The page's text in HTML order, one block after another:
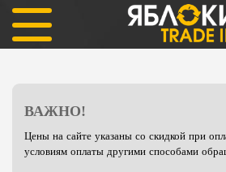
Galaxy S26 Ultra
ВАЖНО!
Цены на сайте указаны со скидкой при
условиям оплаты другими способами